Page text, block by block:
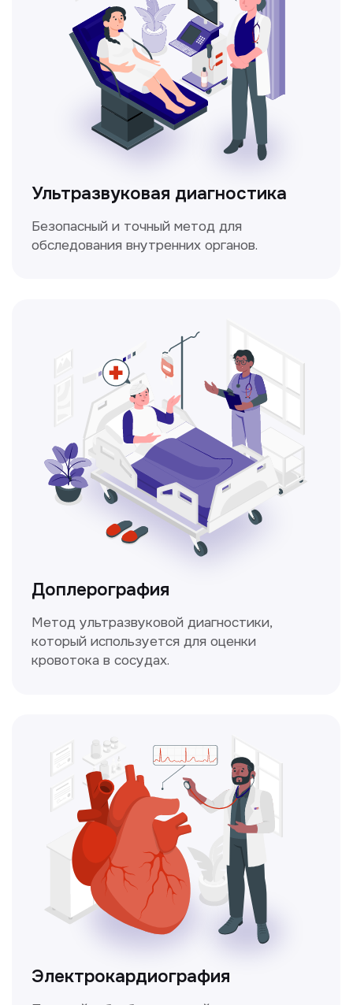
Консультация врачей
Это диагностика, рекомендации
и индивидуальный план лечения
вашего здоровья.
Электрокардиография
Простой и безболезненный метод
Чекапы
это комплексное обследование,
которое помогает оценить общее
состояние здоровья.